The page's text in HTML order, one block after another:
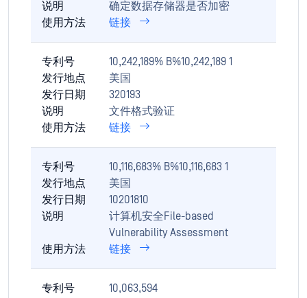
说明
确定数据存储器是否加密
使用方法
链接
专利号
10,242,189% B%10,242,189 1
发行地点
美国
发行日期
320193
说明
文件格式验证
使用方法
链接
专利号
10,116,683% B%10,116,683 1
发行地点
美国
发行日期
10201810
说明
计算机安全File-based
Vulnerability Assessment
使用方法
链接
专利号
10,063,594